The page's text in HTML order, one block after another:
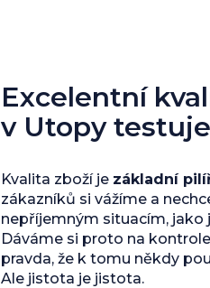
Excelentní
v Utopy
Kvalita zboží je základní
zákazníků si vážíme a
nepříjemným situacím, jako
Dáváme si proto na
pravda, že k tomu někdy
Ale jistota je jistota.